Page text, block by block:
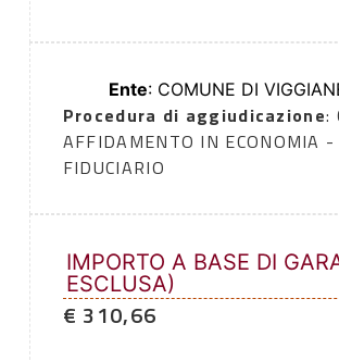
Ente: COMUNE DI
Procedura di aggiudicazione:
AFFIDAMENTO IN ECONOMIA -
FIDUCIARIO
IMPORTO A BASE DI
ESCLUSA)
€ 310,66